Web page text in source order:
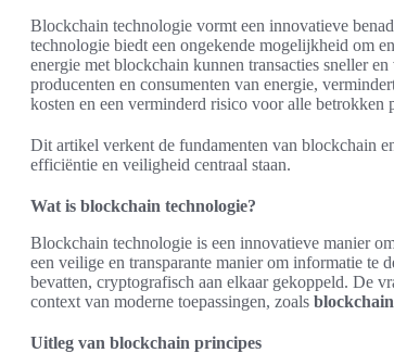
Blockchain technologie vormt een innovatieve
technologie biedt een ongekende mogelijkheid om
energie met blockchain kunnen transacties sneller
producenten en consumenten van energie,
kosten en een verminderd risico voor alle betrokken
Dit artikel verkent de fundamenten van blockchain
efficiëntie en veiligheid centraal staan.
Wat is blockchain technologie?
Blockchain technologie is een innovatieve manier
een veilige en transparante manier om informatie te
bevatten, cryptografisch aan elkaar gekoppeld. De
context van moderne toepassingen, zoals
Uitleg van blockchain principes